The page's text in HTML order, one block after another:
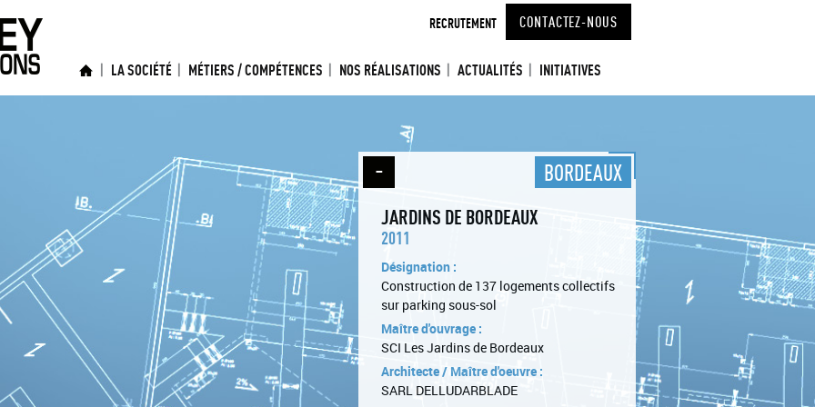
RECRUTEMENT CONTACTEZ-NOUS
LA SOCIÉTÉ MÉTIERS / COMPÉTENCES NOS RÉALISATIONS ACTUALITÉS INITIATIVES
BORDEAUX
JARDINS DE BORDEAUX
2011
Désignation :
Construction de 137 logements collectifs
sur parking sous-sol
Maître d'ouvrage :
SCI Les Jardins de Bordeaux
Architecte / Maître d'oeuvre :
SARL DELLUDARBLADE